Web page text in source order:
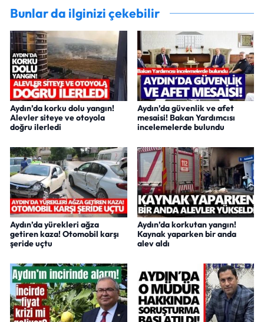
Bunlar da ilginizi çekebilir
Aydın’da korku dolu yangın!
Alevler siteye ve otoyola
doğru ilerledi
Aydın’da güvenlik ve afet
mesaisi! Bakan Yardımcısı
incelemelerde bulundu
Aydın’da yürekleri ağza
getiren kaza! Otomobil karşı
şeride uçtu
Aydın’da korkutan yangın!
Kaynak yaparken bir anda
alev aldı